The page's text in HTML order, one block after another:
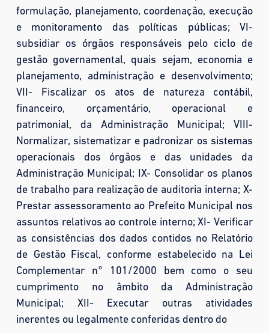
formulação, planejamento, coordenação, execução
e monitoramento das políticas públicas; VI-
subsidiar os órgãos responsáveis pelo ciclo de
gestão governamental, quais sejam, economia e
planejamento, administração e desenvolvimento;
VII- Fiscalizar os atos de natureza contábil,
financeiro, orçamentário, operacional e
patrimonial, da Administração Municipal; VIII-
Normalizar, sistematizar e padronizar os sistemas
operacionais dos órgãos e das unidades da
Administração Municipal; IX- Consolidar os planos
de trabalho para realização de auditoria interna; X-
Prestar assessoramento ao Prefeito Municipal nos
assuntos relativos ao controle interno; XI- Verificar
as consistências dos dados contidos no Relatório
de Gestão Fiscal, conforme estabelecido na Lei
Complementar n° 101/2000 bem como o seu
cumprimento no âmbito da Administração
Municipal; XII- Executar outras atividades
inerentes ou legalmente conferidas dentro do